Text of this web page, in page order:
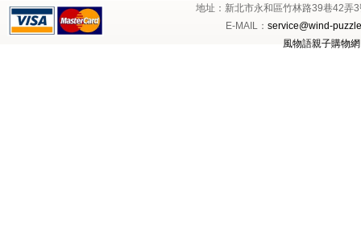
地址：新北市永和區竹林路39巷
E-MAIL： service@wind-
風物語親子購物網